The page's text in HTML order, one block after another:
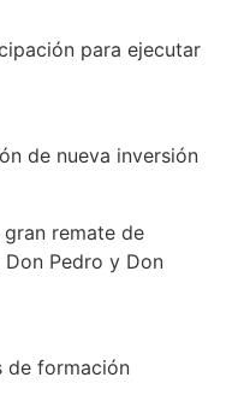
para ejecutar
de nueva inversión
remate de
Pedro y Don
de formación